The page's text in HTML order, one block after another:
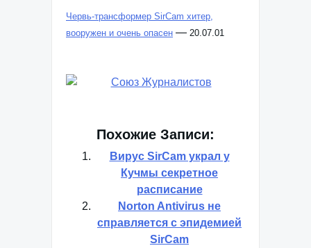
Червь-трансформер SirCam хитер,
вооружен и очень опасен — 20.07.01
Похожие Записи:
Вирус SirCam украл у
Кучмы секретное
расписание
Norton Antivirus не
справляется с эпидемией
SirCam